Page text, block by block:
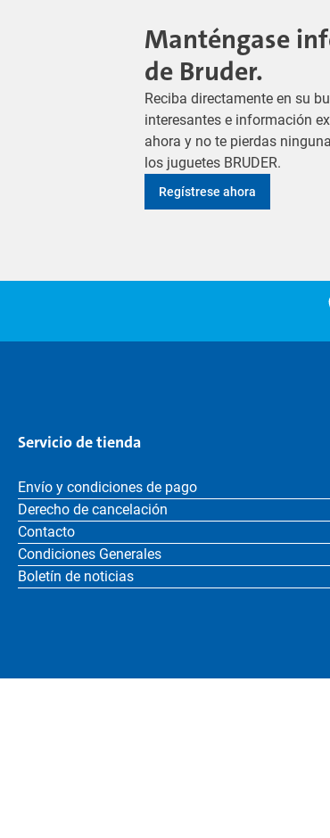
Manténgase
de Bruder.
Reciba directamente en su
interesantes e información
ahora y no te pierdas
los juguetes BRUDER.
Regístrese ahora
Servicio de tienda
Envío y condiciones de pago
Derecho de cancelación
Contacto
Condiciones Generales
Boletín de noticias